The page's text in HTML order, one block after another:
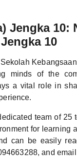
Jengka 10:
10
minds of the
a vital role in
team of 25
for learning
can be easily
and